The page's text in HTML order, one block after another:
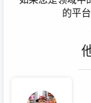
的平